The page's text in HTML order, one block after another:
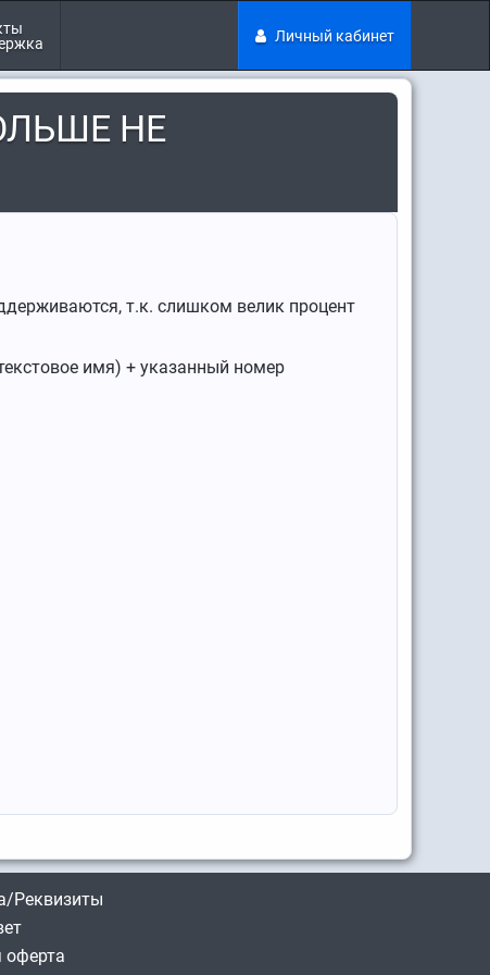
Личный кабинет
НЕ
т.к. слишком велик процент
имя) + указанный номер
Реквизиты
оферта